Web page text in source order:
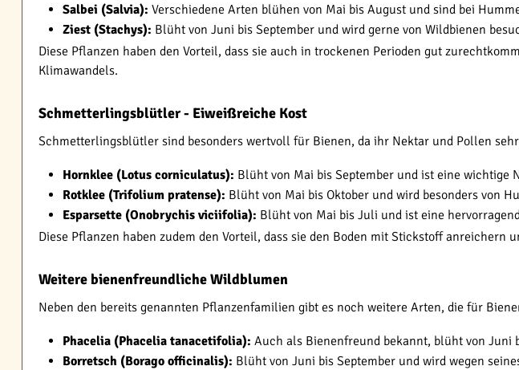
Salbei (Salvia): Verschiedene Arten blühen von Mai bis August und sind bei
Ziest (Stachys): Blüht von Juni bis September und wird gerne von Wildbienen
Diese Pflanzen haben den Vorteil, dass sie auch in trockenen Perioden gut
Klimawandels.
Schmetterlingsblütler - Eiweißreiche Kost
Schmetterlingsblütler sind besonders wertvoll für Bienen, da ihr Nektar und Pollen
Hornklee (Lotus corniculatus): Blüht von Mai bis September und ist eine
Rotklee (Trifolium pratense): Blüht von Mai bis Oktober und wird besonders von
Esparsette (Onobrychis viciifolia): Blüht von Mai bis Juli und ist eine
Diese Pflanzen haben zudem den Vorteil, dass sie den Boden mit Stickstoff
Weitere bienenfreundliche Wildblumen
Neben den bereits genannten Pflanzenfamilien gibt es noch weitere Arten, die für
Phacelia (Phacelia tanacetifolia): Auch als Bienenfreund bekannt, blüht von Juni
Borretsch (Borago officinalis): Blüht von Juni bis September und wird wegen